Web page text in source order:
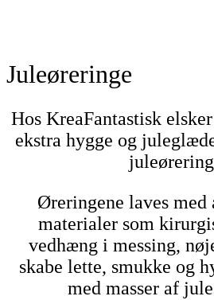
Juleøreringe
Hos KreaFantastisk
ekstra hygge og
Øreringene laves
materialer som
vedhæng i messing,
skabe lette, smukke og
med masser af